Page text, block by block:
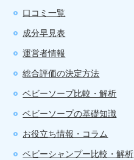
口コミ一覧
成分早見表
運営者情報
総合評価の決定方法
ベビーソープ比較・解析
ベビーソープの基礎知識
お役立ち情報・コラム
ベビーシャンプー比較・解析